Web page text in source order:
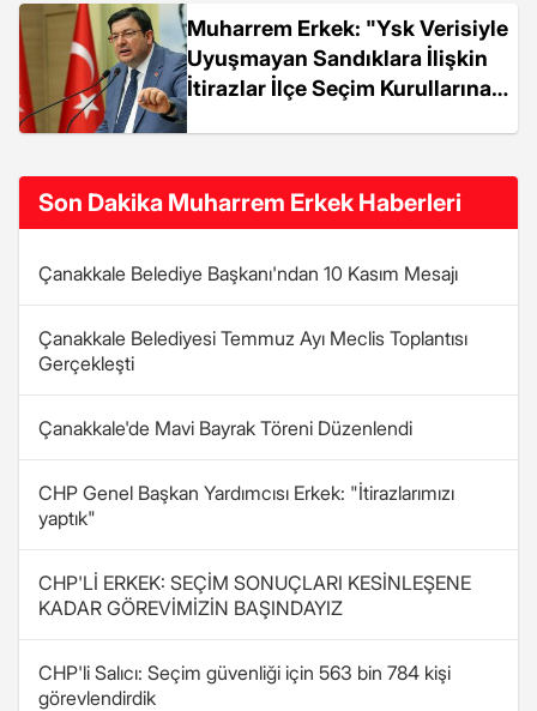
Muharrem Erkek: "Ysk Verisiyle
Uyuşmayan Sandıklara İlişkin
İtirazlar İlçe Seçim Kurullarına
Son Dakika Muharrem Erkek Haberleri
Çanakkale Belediye Başkanı'ndan 10 Kasım Mesajı
Çanakkale Belediyesi Temmuz Ayı Meclis Toplantısı
Gerçekleşti
Çanakkale'de Mavi Bayrak Töreni Düzenlendi
CHP Genel Başkan Yardımcısı Erkek: "İtirazlarımızı
yaptık"
CHP'Lİ ERKEK: SEÇİM SONUÇLARI KESİNLEŞENE
KADAR GÖREVİMİZİN BAŞINDAYIZ
CHP'li Salıcı: Seçim güvenliği için 563 bin 784 kişi
görevlendirdik